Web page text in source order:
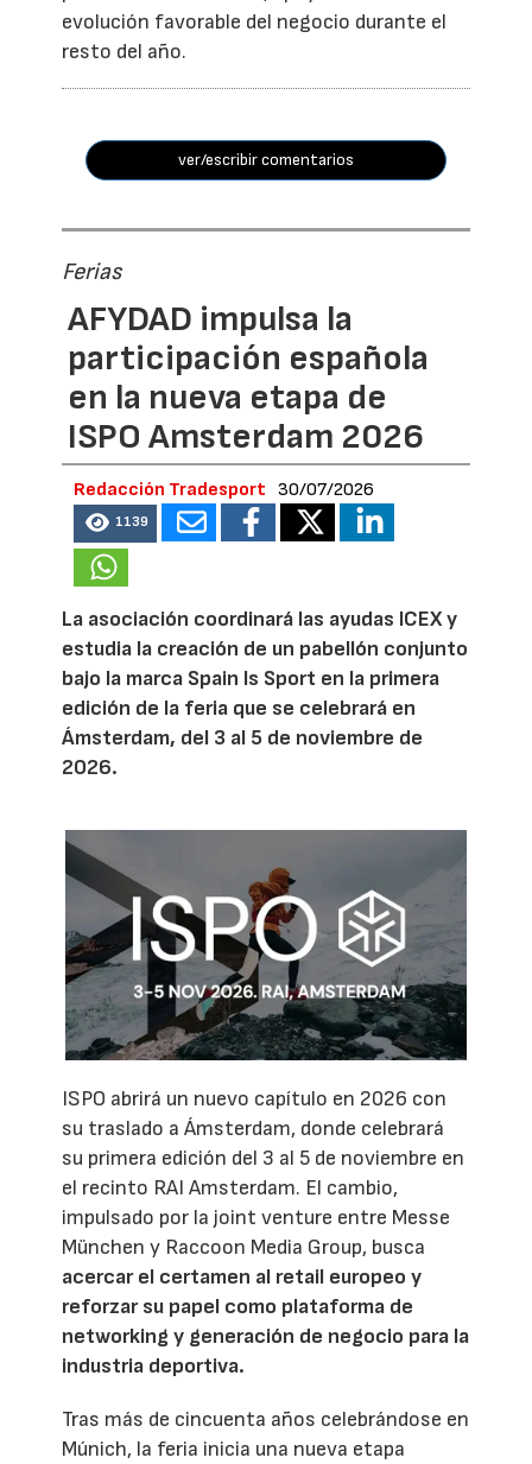
evolución favorable del negocio durante el
resto del año.
ver/escribir comentarios
Ferias
AFYDAD impulsa la
participación española
en la nueva etapa de
ISPO Amsterdam 2026
Redacción Tradesport 30/07/2026
1139
La asociación coordinará las ayudas ICEX y
estudia la creación de un pabellón conjunto
bajo la marca Spain Is Sport en la primera
edición de la feria que se celebrará en
Ámsterdam, del 3 al 5 de noviembre de
2026.
ISPO abrirá un nuevo capítulo en 2026 con
su traslado a Ámsterdam, donde celebrará
su primera edición del 3 al 5 de noviembre en
el recinto RAI Amsterdam. El cambio,
impulsado por la joint venture entre Messe
München y Raccoon Media Group, busca
acercar el certamen al retail europeo y
reforzar su papel como plataforma de
networking y generación de negocio para la
industria deportiva.
Tras más de cincuenta años celebrándose en
Múnich, la feria inicia una nueva etapa